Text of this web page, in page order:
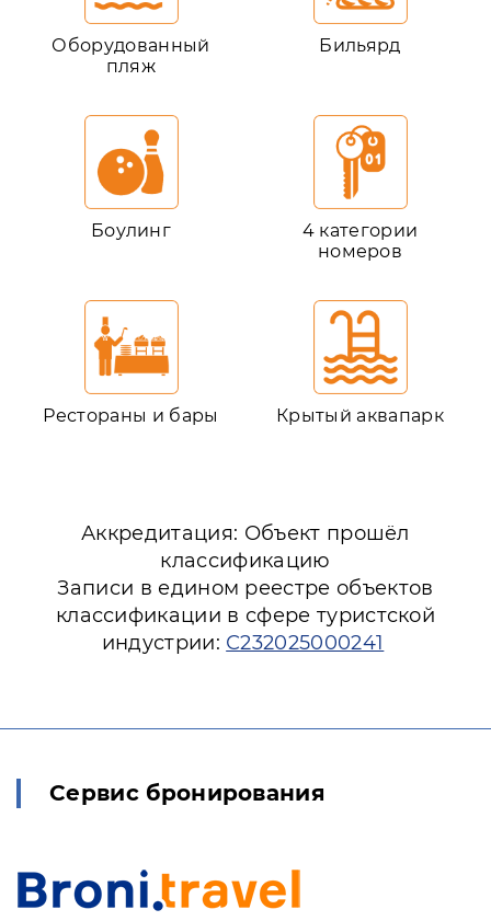
Оборудованный
пляж
Бильярд
Боулинг
4 категории
номеров
Рестораны и бары Крытый аквапарк
Аккредитация: Объект прошёл
классификацию
Записи в едином реестре объектов
классификации в сфере туристской
индустрии: С232025000241
Сервис бронирования